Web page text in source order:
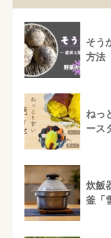
そう
方法
ねっ
ース
炊飯
釜「